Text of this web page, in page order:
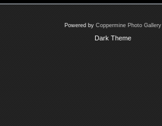
Powered by Coppermine Photo Gallery
Dark Theme